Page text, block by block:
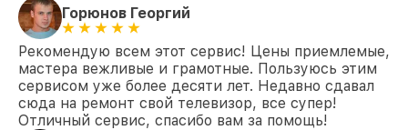
Горюнов Георгий
Рекомендую всем этот сервис! Цены приемлемые,
мастера вежливые и грамотные. Пользуюсь этим
сервисом уже более десяти лет. Недавно сдавал
сюда на ремонт свой телевизор, все супер!
Отличный сервис, спасибо вам за помощь!